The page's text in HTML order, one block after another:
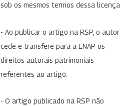
sob os mesmos termos dessa licença.
- Ao publicar o artigo na RSP, o autor
cede e transfere para a ENAP os
direitos autorais patrimoniais
referentes ao artigo.
- O artigo publicado na RSP não